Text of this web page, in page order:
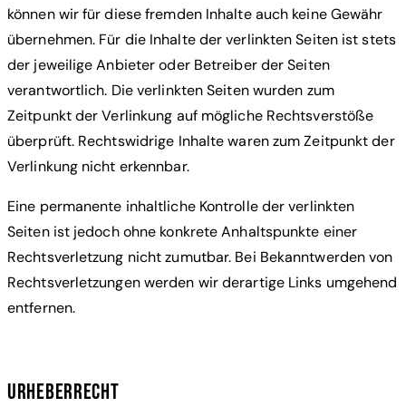
können wir für diese fremden Inhalte auch keine Gewähr
übernehmen. Für die Inhalte der verlinkten Seiten ist stets
der jeweilige Anbieter oder Betreiber der Seiten
verantwortlich. Die verlinkten Seiten wurden zum
Zeitpunkt der Verlinkung auf mögliche Rechtsverstöße
überprüft. Rechtswidrige Inhalte waren zum Zeitpunkt der
Verlinkung nicht erkennbar.
Eine permanente inhaltliche Kontrolle der verlinkten
Seiten ist jedoch ohne konkrete Anhaltspunkte einer
Rechtsverletzung nicht zumutbar. Bei Bekanntwerden von
Rechtsverletzungen werden wir derartige Links umgehend
entfernen.
Urheberrecht